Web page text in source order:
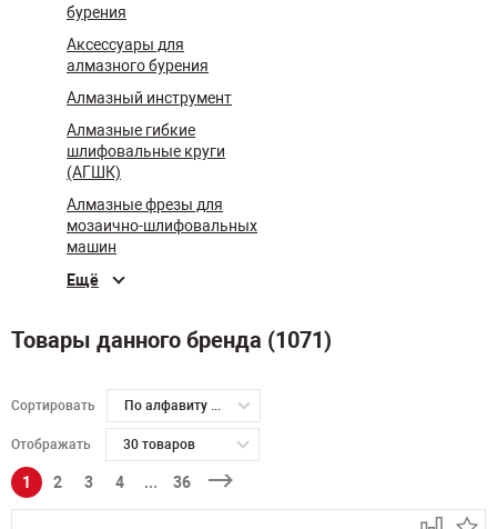
бурения
Аксессуары для
алмазного бурения
Алмазный инструмент
Алмазные гибкие
шлифовальные круги
(АГШК)
Алмазные фрезы для
мозаично-шлифовальных
машин
Ещё
Товары данного бренда (1071)
Сортировать По алфавиту А-Я
Отображать 30 товаров
1 2 3 4 ... 36